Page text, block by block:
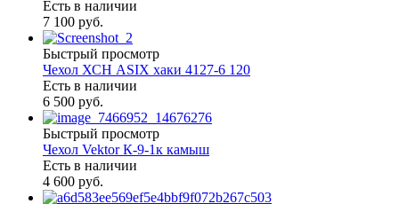
Есть в наличии
7 100 руб.
Быстрый просмотр
Чехол ХСН ASIX хаки 4127-6 120
Есть в наличии
6 500 руб.
Быстрый просмотр
Чехол Vektor К-9-1к камыш
Есть в наличии
4 600 руб.